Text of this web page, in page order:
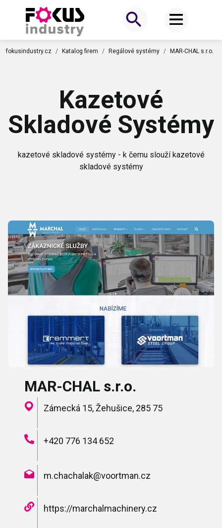
fokusindustry.cz Katalog firem Regálové systémy MAR-CHAL s.r.o.
Kazetové
Skladové Systémy
kazetové skladové systémy - k čemu slouží kazetové
skladové systémy
MAR-CHAL s.r.o.
Zámecká 15, Žehušice, 285 75
+420 776 134 652
m.chachalak@voortman.cz
https://marchalmachinery.cz